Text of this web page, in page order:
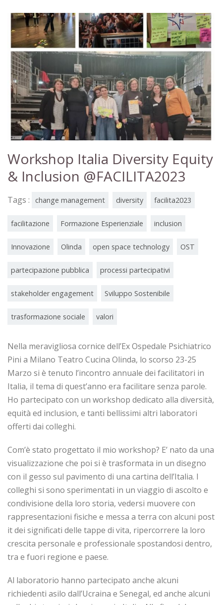
Workshop Italia Diversity Equity
& Inclusion @FACILITA2023
Tags : change management diversity facilita2023
facilitazione Formazione Esperienziale inclusion
Innovazione Olinda open space technology OST
partecipazione pubblica processi partecipativi
stakeholder engagement Sviluppo Sostenibile
trasformazione sociale valori
Nella meravigliosa cornice dell’Ex Ospedale Psichiatrico
Pini a Milano Teatro Cucina Olinda, lo scorso 23-25
Marzo si è tenuto l’incontro annuale dei facilitatori in
Italia, il tema di quest’anno era facilitare senza parole.
Ho partecipato con un workshop dedicato alla diversità,
equità ed inclusion, e tanti bellissimi altri laboratori
offerti dai colleghi.
Com’è stato progettato il mio workshop? E’ nato da una
visualizzazione che poi si è trasformata in un disegno
con il gesso sul pavimento di una cartina dell’Italia. I
colleghi si sono sperimentati in un viaggio di ascolto e
condivisione della loro storia, vedersi muovere con
rappresentazioni fisiche e messa a terra con alcuni post
it dei significati delle tappe di vita, ripercorrere la loro
crescita personale e professionale spostandosi dentro,
tra e fuori regione e paese.
Al laboratorio hanno partecipato anche alcuni
richiedenti asilo dall’Ucraina e Senegal, ed anche alcuni